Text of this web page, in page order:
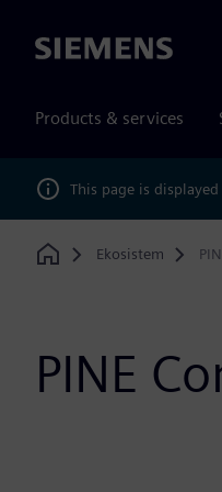
Siemens
Products & services
This page is
Home
Ekosistem
PINE